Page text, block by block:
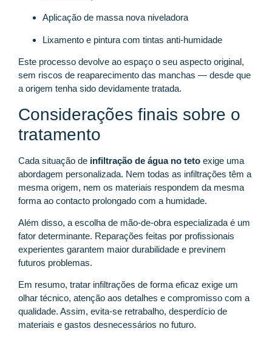
Aplicação de massa nova niveladora
Lixamento e pintura com tintas anti-humidade
Este processo devolve ao espaço o seu aspecto original,
sem riscos de reaparecimento das manchas — desde que
a origem tenha sido devidamente tratada.
Considerações finais sobre o
tratamento
Cada situação de infiltração de água no teto exige uma
abordagem personalizada. Nem todas as infiltrações têm a
mesma origem, nem os materiais respondem da mesma
forma ao contacto prolongado com a humidade.
Além disso, a escolha de mão-de-obra especializada é um
fator determinante. Reparações feitas por profissionais
experientes garantem maior durabilidade e previnem
futuros problemas.
Em resumo, tratar infiltrações de forma eficaz exige um
olhar técnico, atenção aos detalhes e compromisso com a
qualidade. Assim, evita-se retrabalho, desperdício de
materiais e gastos desnecessários no futuro.